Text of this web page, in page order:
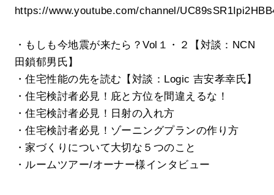
https://www.youtube.com/channel/
・もしも今地震が来たら？Vol１・２【対談：NCN
田鎖郁男氏】
・住宅性能の先を読む【対談：Logic 吉安孝幸氏】
・住宅検討者必見！庇と方位を間違えるな！
・住宅検討者必見！日射の入れ方
・住宅検討者必見！ゾーニングプランの作り方
・家づくりについて大切な５つのこと
・ルームツアー/オーナー様インタビュー